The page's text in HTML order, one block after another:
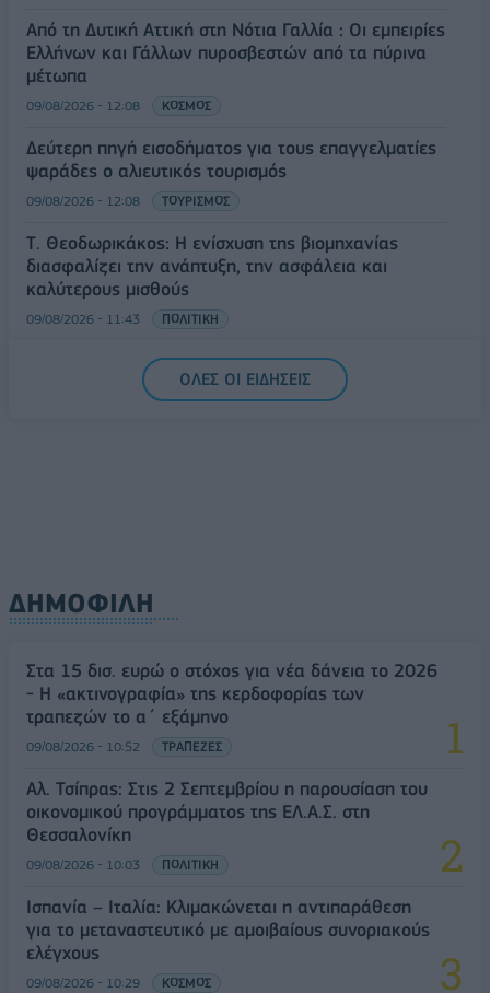
Από τη Δυτική Αττική στη Νότια Γαλλία : Οι εμπειρίες
Ελλήνων και Γάλλων πυροσβεστών από τα πύρινα
μέτωπα
09/08/2026 - 12:08 ΚΟΣΜΟΣ
Δεύτερη πηγή εισοδήματος για τους επαγγελματίες
ψαράδες ο αλιευτικός τουρισμός
09/08/2026 - 12:08 ΤΟΥΡΙΣΜΟΣ
Τ. Θεοδωρικάκος: Η ενίσχυση της βιομηχανίας
διασφαλίζει την ανάπτυξη, την ασφάλεια και
καλύτερους μισθούς
09/08/2026 - 11:43 ΠΟΛΙΤΙΚΗ
Υπ. Μεταφορών: Οριστική λύση στο ζήτημα των
πινακίδων κυκλοφορίας - Τέλος στις χρονοβόρες
ΟΛΕΣ ΟΙ ΕΙΔΗΣΕΙΣ
ΔΗΜΟΦΙΛΗ
Στα 15 δισ. ευρώ ο στόχος για νέα δάνεια το 2026
- Η «ακτινογραφία» της κερδοφορίας των
τραπεζών το α΄ εξάμηνο
09/08/2026 - 10:52 ΤΡΑΠΕΖΕΣ
Αλ. Τσίπρας: Στις 2 Σεπτεμβρίου η παρουσίαση του
οικονομικού προγράμματος της ΕΛ.Α.Σ. στη
Θεσσαλονίκη
09/08/2026 - 10:03 ΠΟΛΙΤΙΚΗ
Ισπανία – Ιταλία: Κλιμακώνεται η αντιπαράθεση
για το μεταναστευτικό με αμοιβαίους συνοριακούς
ελέγχους
09/08/2026 - 10:29 ΚΟΣΜΟΣ